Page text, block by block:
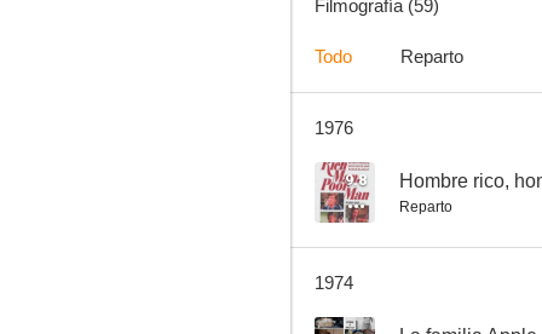
Una rubia explosiva
7.5
Filmografía (59)
Todo Reparto
1976
9.8 Hombre rico,
Reparto
1974